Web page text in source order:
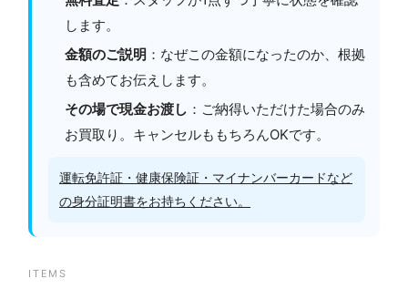
します。
金額のご説明 ：なぜこの金額になったのか、根拠
も含めてお伝えします。
その場で現金お渡し ：ご納得いただけた場合のみ
お買取り。キャンセルももちろんOKです。
運転免許証・健康保険証・マイナンバーカードなど
の身分証明書をお持ちください。
ITEMS